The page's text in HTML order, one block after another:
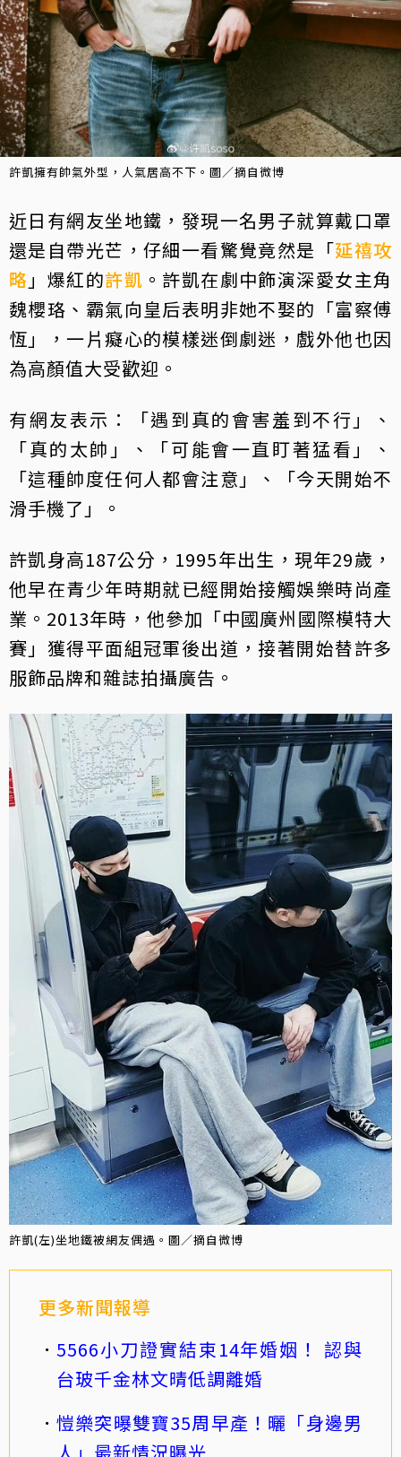
許凱擁有帥氣外型，人氣居高不下。圖／摘自微博
近日有網友坐地鐵，發現一名男子就算戴口罩
還是自帶光芒，仔細一看驚覺竟然是「延禧攻
略 」爆紅的許凱 。許凱在劇中飾演深愛女主角
魏櫻珞、霸氣向皇后表明非她不娶的「富察傅
恆」，一片癡心的模樣迷倒劇迷，戲外他也因
為高顏值大受歡迎。
有網友表示：「遇到真的會害羞到不行」、
「真的太帥」、「可能會一直盯著猛看」、
「這種帥度任何人都會注意」、「今天開始不
滑手機了」。
許凱身高187公分，1995年出生，現年29歲，
他早在青少年時期就已經開始接觸娛樂時尚產
業。2013年時，他參加「中國廣州國際模特大
賽」獲得平面組冠軍後出道，接著開始替許多
服飾品牌和雜誌拍攝廣告。
許凱(左)坐地鐵被網友偶遇。圖／摘自微博
更多新聞報導
5566小刀證實結束14年婚姻！ 認與
台玻千金林文晴低調離婚
愷樂突曝雙寶35周早產！曬「身邊男